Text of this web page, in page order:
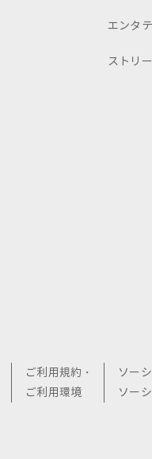
エンタ
ストリ
ご利用規約・
ご利用環境
ソー
ソー